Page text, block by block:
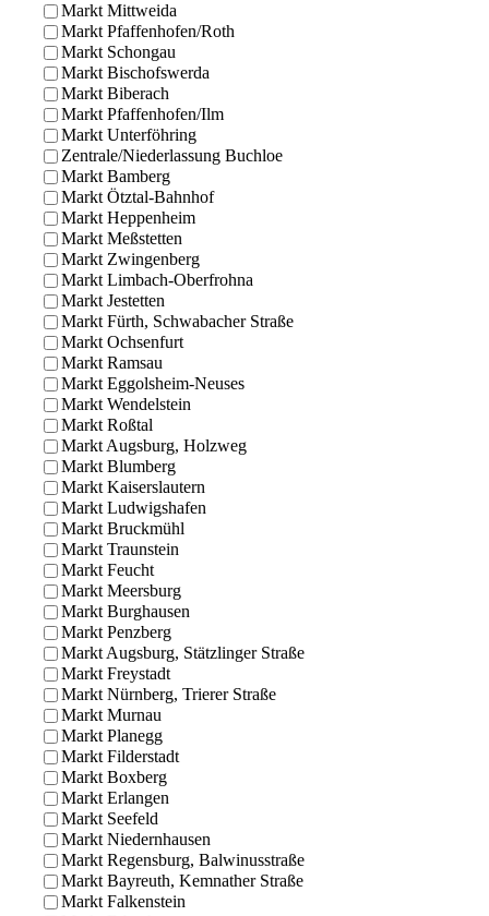
Markt Mittweida
Markt Pfaffenhofen/Roth
Markt Schongau
Markt Bischofswerda
Markt Biberach
Markt Pfaffenhofen/Ilm
Markt Unterföhring
Zentrale/Niederlassung Buchloe
Markt Bamberg
Markt Ötztal-Bahnhof
Markt Heppenheim
Markt Meßstetten
Markt Zwingenberg
Markt Limbach-Oberfrohna
Markt Jestetten
Markt Fürth, Schwabacher Straße
Markt Ochsenfurt
Markt Ramsau
Markt Eggolsheim-Neuses
Markt Wendelstein
Markt Roßtal
Markt Augsburg, Holzweg
Markt Blumberg
Markt Kaiserslautern
Markt Ludwigshafen
Markt Bruckmühl
Markt Traunstein
Markt Feucht
Markt Meersburg
Markt Burghausen
Markt Penzberg
Markt Augsburg, Stätzlinger Straße
Markt Freystadt
Markt Nürnberg, Trierer Straße
Markt Murnau
Markt Planegg
Markt Filderstadt
Markt Boxberg
Markt Erlangen
Markt Seefeld
Markt Niedernhausen
Markt Regensburg, Balwinusstraße
Markt Bayreuth, Kemnather Straße
Markt Falkenstein